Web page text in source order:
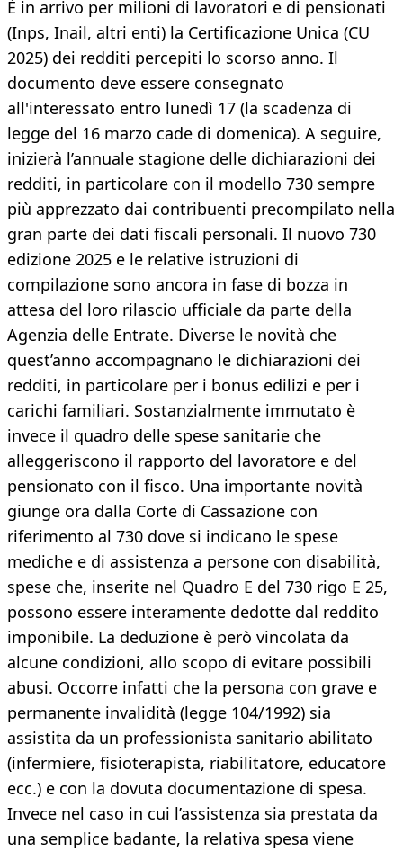
È in arrivo per milioni di lavoratori e di pensionati
(Inps, Inail, altri enti) la Certificazione Unica (CU
2025) dei redditi percepiti lo scorso anno. Il
documento deve essere consegnato
all'interessato entro lunedì 17 (la scadenza di
legge del 16 marzo cade di domenica). A seguire,
inizierà l’annuale stagione delle dichiarazioni dei
redditi, in particolare con il modello 730 sempre
più apprezzato dai contribuenti precompilato nella
gran parte dei dati fiscali personali. Il nuovo 730
edizione 2025 e le relative istruzioni di
compilazione sono ancora in fase di bozza in
attesa del loro rilascio ufficiale da parte della
Agenzia delle Entrate. Diverse le novità che
quest’anno accompagnano le dichiarazioni dei
redditi, in particolare per i bonus edilizi e per i
carichi familiari. Sostanzialmente immutato è
invece il quadro delle spese sanitarie che
alleggeriscono il rapporto del lavoratore e del
pensionato con il fisco. Una importante novità
giunge ora dalla Corte di Cassazione con
riferimento al 730 dove si indicano le spese
mediche e di assistenza a persone con disabilità,
spese che, inserite nel Quadro E del 730 rigo E 25,
possono essere interamente dedotte dal reddito
imponibile. La deduzione è però vincolata da
alcune condizioni, allo scopo di evitare possibili
abusi. Occorre infatti che la persona con grave e
permanente invalidità (legge 104/1992) sia
assistita da un professionista sanitario abilitato
(infermiere, fisioterapista, riabilitatore, educatore
ecc.) e con la dovuta documentazione di spesa.
Invece nel caso in cui l’assistenza sia prestata da
una semplice badante, la relativa spesa viene